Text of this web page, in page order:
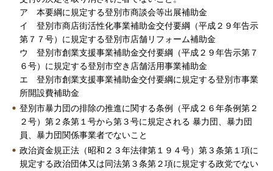
ア 本要綱に規定する登別市商談会等出展補助金
イ 登別市商店街活性化事業補助金交付要綱（平成２９年告示
第７７号）に規定する登別市店舗リフォーム補助金
ウ 登別市創業支援事業補助金交付要綱（平成２９年告示第７
６号）に規定する登別市空き店舗活用事業補助金
エ 登別市創業支援事業補助金交付要綱に規定する登別市事業
所開設費補助金
登別市暴力団の排除の推進に関する条例（平成２６年条例第２
２号）第２条第１号から第３号に規定される 暴力団、暴力団
員、暴力団関係事業者でないこと
政治資金規正法（昭和２３年法律第１９４号）第３条第１項に
規定する政治団体又は同法第３条第２項に規定する政党でない